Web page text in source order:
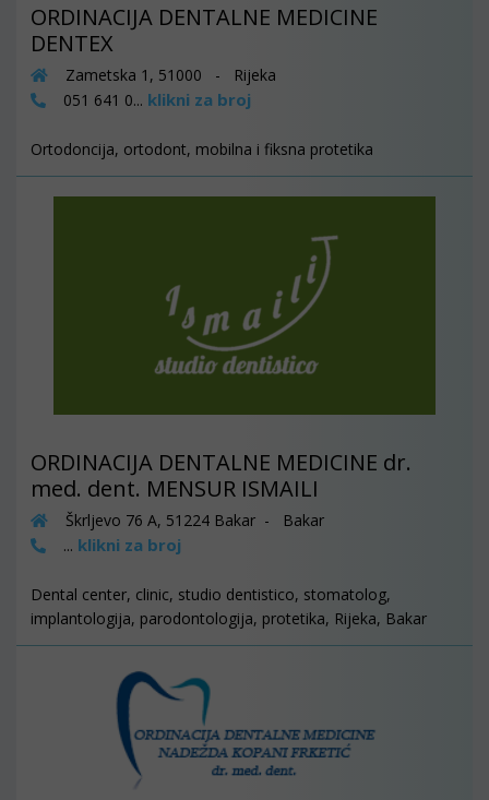
ORDINACIJA DENTALNE MEDICINE
DENTEX
Zametska 1, 51000 - Rijeka
051 641 0... klikni za broj
Ortodoncija, ortodont, mobilna i fiksna protetika
ORDINACIJA DENTALNE MEDICINE dr.
med. dent. MENSUR ISMAILI
Škrljevo 76 A, 51224 Bakar - Bakar
... klikni za broj
Dental center, clinic, studio dentistico, stomatolog,
implantologija, parodontologija, protetika, Rijeka, Bakar